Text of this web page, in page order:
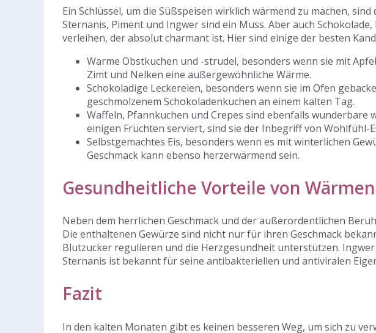
Ein Schlüssel, um die Süßspeisen wirklich wärmend zu machen,
Sternanis, Piment und Ingwer sind ein Muss. Aber auch
verleihen, der absolut charmant ist. Hier sind einige der besten
Warme Obstkuchen und -strudel, besonders wenn sie mit
Zimt und Nelken eine außergewöhnliche Wärme.
Schokoladige Leckereien, besonders wenn sie im Ofen
geschmolzenem Schokoladenkuchen an einem kalten Tag.
Waffeln, Pfannkuchen und Crepes sind ebenfalls wunderbare
einigen Früchten serviert, sind sie der Inbegriff von Wohlfühl-
Selbstgemachtes Eis, besonders wenn es mit winterlichen
Geschmack kann ebenso herzerwärmend sein.
Gesundheitliche Vorteile von
Neben dem herrlichen Geschmack und der außerordentlichen
Die enthaltenen Gewürze sind nicht nur für ihren Geschmack
Blutzucker regulieren und die Herzgesundheit unterstützen.
Sternanis ist bekannt für seine antibakteriellen und antiviralen
Fazit
In den kalten Monaten gibt es keinen besseren Weg, um sich zu